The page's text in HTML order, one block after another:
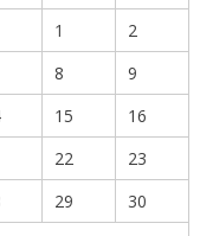
1
2
8
9
15
16
22
23
29
30